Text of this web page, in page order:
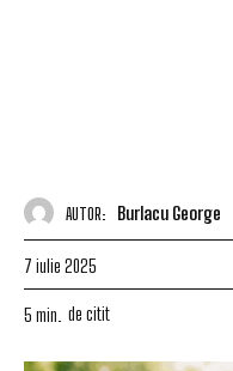
AUTOR: Burlacu George
7 iulie 2025
5 min. de citit